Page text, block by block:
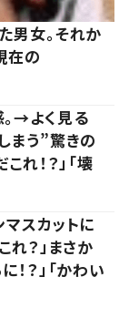
男女。それか
在の
→よく見る
まう”驚きの
れ！？」「壊
スカットに
れ？」まさか
？」「かわい